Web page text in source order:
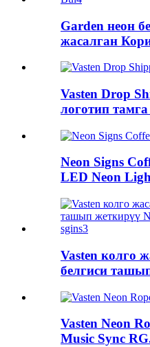
Garden неон
жасалган
Vasten Drop
логотип тамга
Neon Signs
LED Neon
Vasten колго
белгиси
Vasten Neon
Music Sync